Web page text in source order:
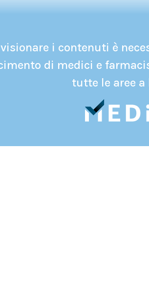
visionare i contenuti è
di medici e
tutte le aree a